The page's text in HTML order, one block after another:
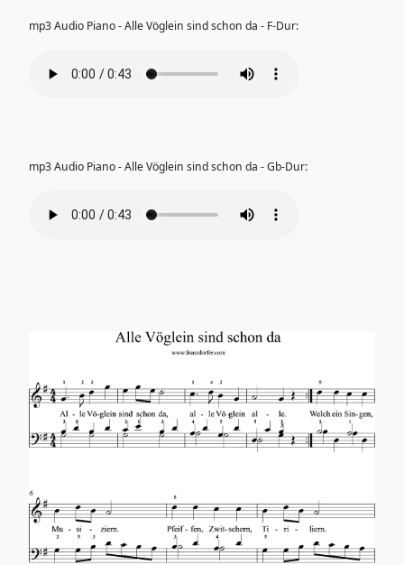
mp3 Audio Piano - Alle Vöglein sind schon da - F-Dur:
mp3 Audio Piano - Alle Vöglein sind schon da - Gb-Dur: